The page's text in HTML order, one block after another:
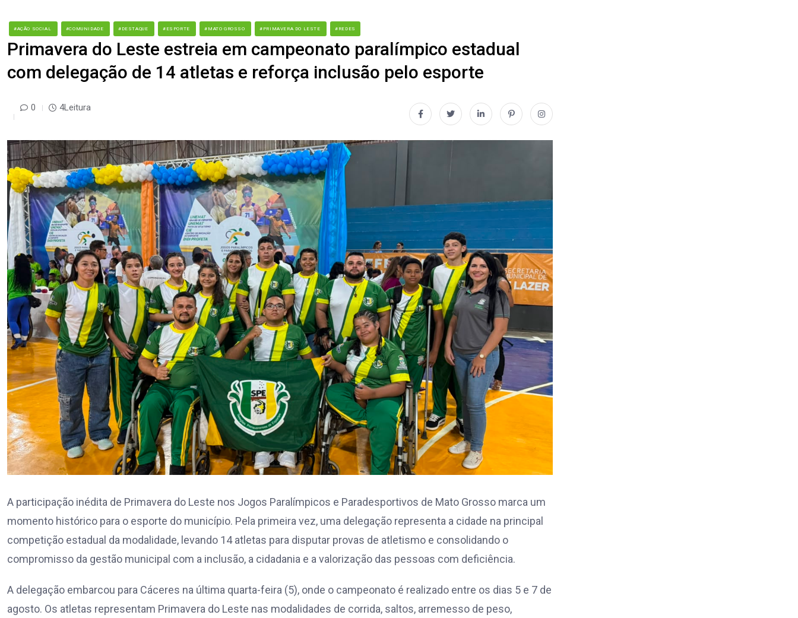
#AÇÃO SOCIAL #COMUNIDADE #DESTAQUE #ESPORTE #MATO GROSSO #PRIMAVERA DO LESTE #REDES
Primavera do Leste estreia em campeonato paralímpico estadual
com delegação de 14 atletas e reforça inclusão pelo esporte
0 4Leitura
A participação inédita de Primavera do Leste nos Jogos Paralímpicos e Paradesportivos de Mato Grosso marca um
momento histórico para o esporte do município. Pela primeira vez, uma delegação representa a cidade na principal
competição estadual da modalidade, levando 14 atletas para disputar provas de atletismo e consolidando o
compromisso da gestão municipal com a inclusão, a cidadania e a valorização das pessoas com deficiência.
A delegação embarcou para Cáceres na última quarta-feira (5), onde o campeonato é realizado entre os dias 5 e 7 de
agosto. Os atletas representam Primavera do Leste nas modalidades de corrida, saltos, arremesso de peso,